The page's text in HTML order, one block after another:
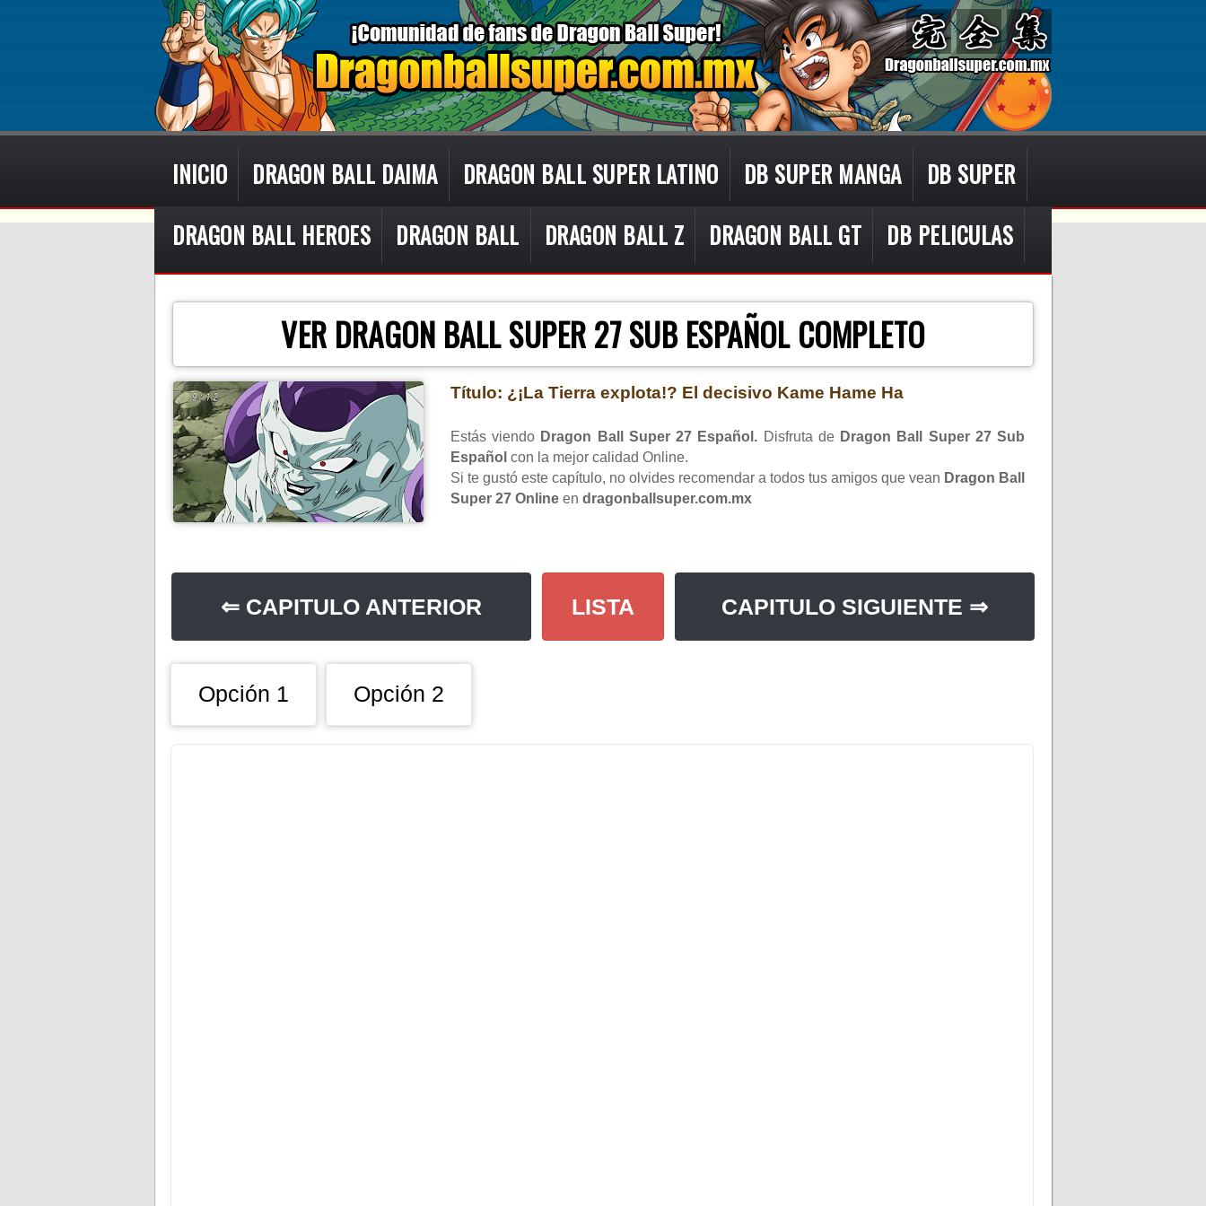
INICIO DRAGON BALL DAIMA DRAGON BALL SUPER LATINO DB SUPER MANGA
DB SUPER
DRAGON BALL HEROES
DRAGON BALL DRAGON BALL Z DRAGON BALL GT
DB PELICULAS
CON TECNOLOGÍA DEBLOGGER.
VER DRAGON BALL SUPER 27 SUB ESPAÑOL COMPLETO
Título: ¿¡La Tierra explota!? El decisivo Kame Hame Ha
Estás viendo Dragon Ball Super 27 Español. Disfruta de Dragon Ball Super 27 Sub
Español con la mejor calidad Online.
Si te gustó este capítulo, no olvides recomendar a todos tus amigos que vean Dragon Ball
Super 27 Online en dragonballsuper.com.mx
⇐ CAPITULO ANTERIOR LISTA CAPITULO SIGUIENTE ⇒
Opción 1 Opción 2